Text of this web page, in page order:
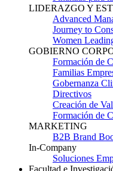
LIDERAZGO Y
Advanced
Journey to
Women
GOBIERNO
Formación de
Familias
Gobernanza
Directivos
Creación de
Formación de
MARKETING
B2B Brand
In-Company
Soluciones
Facultad e